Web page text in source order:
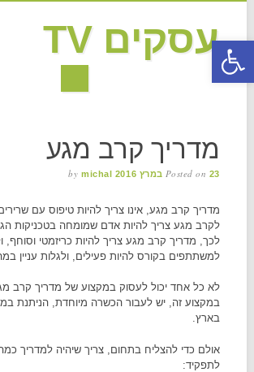
עסקים TV
מדריך קרב מגע
Posted on 23 במרץ 2016 bymichal
מדריך קרב מגע, אינו צריך להיות טיפוס עם
לקרב מגע צריך להיות אדם שמומחה בטכניקות
לכך, מדריך קרב מגע צריך להיות כריזמטי וסוחף,
למשתתפים בקורס להיות פעילים, ולגלות עניין
לא כל אחד יכול לעסוק במקצוע של מדריך קרב
במקצוע זה, יש לעבור הכשרה מיוחדת, הניתנת
בארץ.
אולם כדי להצליח בתחום, צריך שיהיה למדריך
לתפקיד:
פתח סרגל נגישות